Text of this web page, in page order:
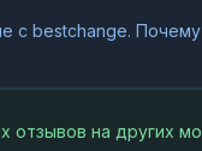
с bestchange.
на других